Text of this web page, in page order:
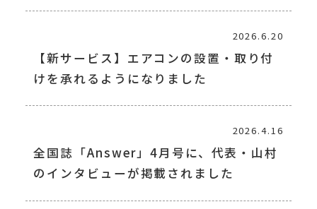
2026.6.20
【新サービス】エアコンの設置・取り付
けを承れるようになりました
2026.4.16
全国誌「Answer」4月号に、代表・山村
のインタビューが掲載されました